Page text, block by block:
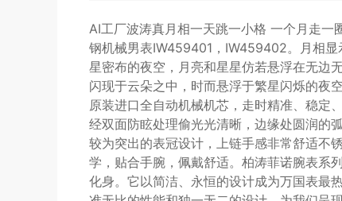
AI工厂波涛真月相一天跳一小格 一个月走
钢机械男表IW459401，IW459402。月相
星密布的夜空，月亮和星星仿若悬浮在无
闪现于云朵之中，时而悬浮于繁星闪烁的夜
原装进口全自动机械机芯，走时精准、稳定
经双面防眩处理偷光光清晰，边缘处圆润的
较为突出的表冠设计，上链手感非常舒适不
学，贴合手腕，佩戴舒适。柏涛菲诺腕表系
化身。它以简洁、永恒的设计成为万国表最